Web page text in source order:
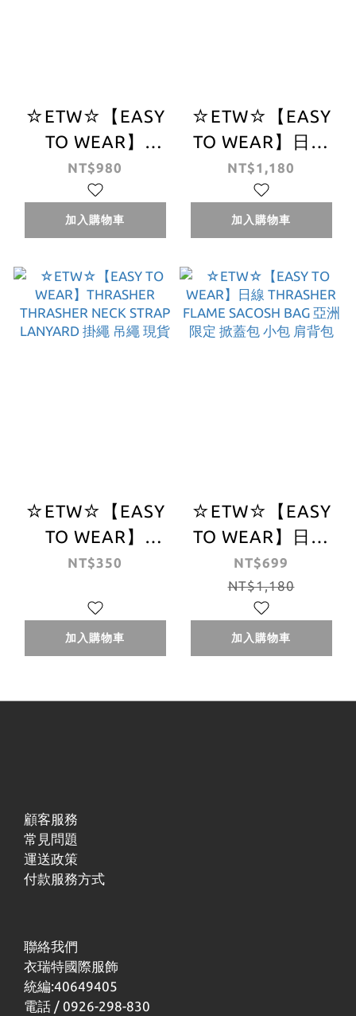
☆ETW☆【EASY
TO WEAR】
THRASHER 日線
FLAME FANNY
PACK WAIST 火焰
腰包 黑色 白色
NT$980
加入購物車
☆ETW☆【EASY
TO WEAR】日線
THRASHER
HOMETOWN
ADVENTURE 日線
肩背包 側背包 掀
蓋包
NT$1,180
加入購物車
☆ETW☆【EASY
TO WEAR】
THRASHER
STRAP LANYARD
掛繩 吊繩 現貨
NT$350
加入購物車
☆ETW☆【EASY
TO WEAR】日線
THRASHER
FLAME SACOSH
BAG 亞洲限定 掀
蓋包 小包 肩背包
NT$699
NT$1,180
加入購物車
顧客服務
常見問題
運送政策
付款服務方式
聯絡我們
衣瑞特國際服飾
統編:40649405
電話 / 0926-298-830